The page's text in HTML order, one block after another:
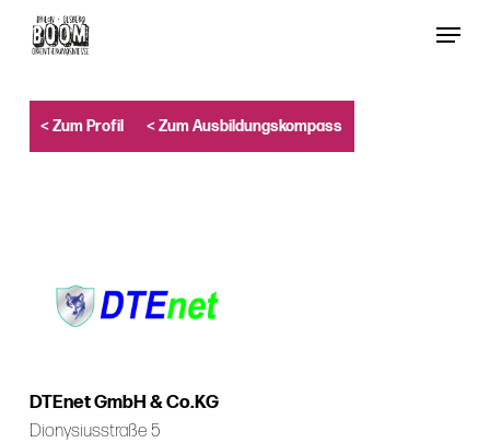
content
Menu
< Zum Profil < Zum Ausbildungskompass
DTEnet GmbH & Co.KG
Dionysiusstraße 5